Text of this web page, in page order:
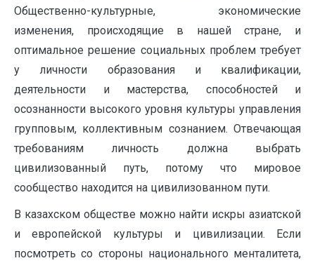
Общественно-культурные, экономические
изменения, происходящие в нашей стране, и
оптимальное решение социальных проблем требует
у личности образования и квалификации,
деятельности и мастерства, способностей и
осознанности высокого уровня культуры управления
групповым, коллективным сознанием. Отвечающая
требованиям личность должна выбрать
цивилизованный путь, потому что мировое
сообщество находится на цивилизованном пути.
В казахском обществе можно найти искры азиатской
и европейской культуры и цивилизации. Если
посмотреть со стороны национального менталитета,